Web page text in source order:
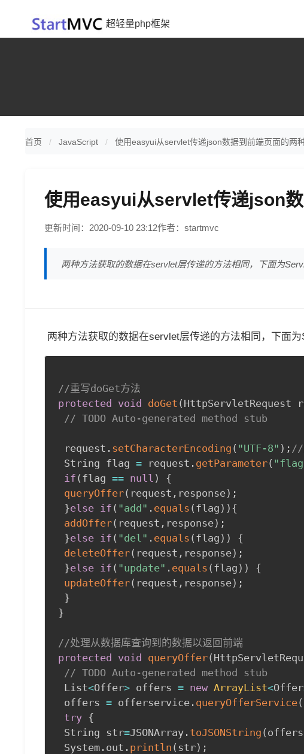
超轻量php框架
首页 JavaScript 使用easyui从servlet传递json数据到前端页面的两
使用easyui从servlet传递json
更新时间：2020-09-10 23:12作者：startmvc
两种方法获取的数据在servlet层传递的方法相同，下面为
两种方法获取的数据在servlet层传递的方法相同，下面
//重写doGet方法
protected
void doGet ( HttpServletRequest
// TODO Auto-generated method stub
request . setCharacterEncoding ( "UTF-8" ) ; //
String flag = request . getParameter(
if ( flag == null )
{
queryOffer( request , response) ;
}else if ( "add" . equals ( flag ) ) {
addOffer( request , response) ;
}else if ( "del" . equals ( flag ) )
{
deleteOffer( request , response) ;
}else if ( "update" . equals ( flag ) )
{
updateOffer( request , response) ;
}
}
//处理从数据库查询到的数据以返回前端
protected
void queryOffer(
// TODO Auto-generated method stub
List<Offer> offers = new ArrayList<Offer
offers = offerservice . queryOfferService(
try {
String str=JSONArray . toJSONString ( offers
System . out . println ( str) ;